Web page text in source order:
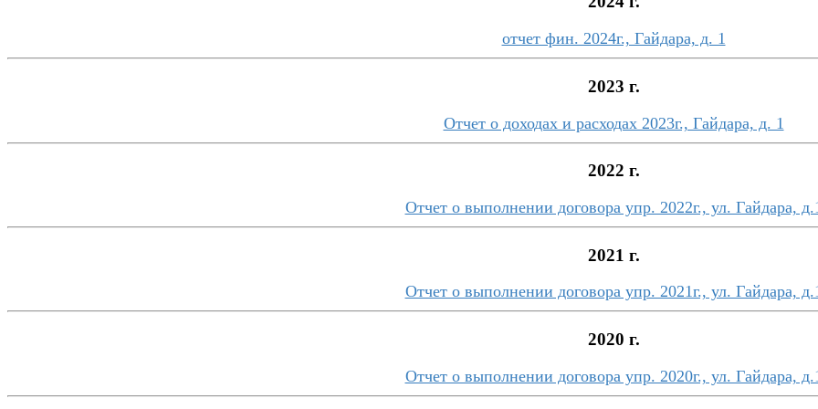
отчет фин. 2024г., Гайдара, д. 1
2023 г.
Отчет о доходах и расходах 2023г., Гайдара, д. 1
2022 г.
Отчет о выполнении договора упр. 2022г., ул. Гайдара,
2021 г.
Отчет о выполнении договора упр. 2021г., ул. Гайдара,
2020 г.
Отчет о выполнении договора упр. 2020г., ул. Гайдара,